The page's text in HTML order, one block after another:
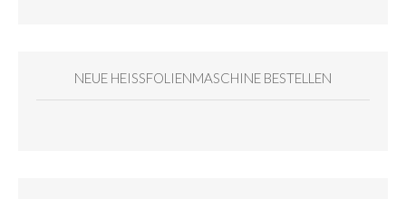
NEUE HEISSFOLIENMASCHINE BESTELLEN